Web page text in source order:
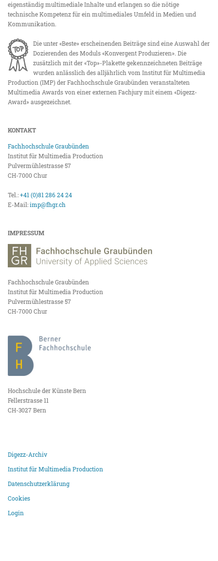
eigenständig multimediale Inhalte und erlangen so die nötige
technische Kompetenz für ein multimediales Umfeld in Medien und
Kommunikation.
Die unter «Beste» erscheinenden Beiträge sind eine Auswahl der
Dozierenden des Moduls «Konvergent Produzieren». Die
zusätzlich mit der «Top»-Plakette gekennzeichneten Beiträge
wurden anlässlich des alljährlich vom Institut für Multimedia
Production (IMP) der Fachhochschule Graubünden veranstalteten
Multimedia Awards von einer externen Fachjury mit einem «Digezz-
Award» ausgezeichnet.
KONTAKT
Fachhochschule Graubünden
Institut für Multimedia Production
Pulvermühlestrasse 57
CH-7000 Chur
Tel.:+41 (0)81 286 24 24
E-Mail:imp@fhgr.ch
IMPRESSUM
Fachhochschule Graubünden
Institut für Multimedia Production
Pulvermühlestrasse 57
CH-7000 Chur
Hochschule der Künste Bern
Fellerstrasse 11
CH-3027 Bern
Digezz-Archiv
Institut für Multimedia Production
Datenschutzerklärung
Cookies
Login